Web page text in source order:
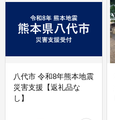
八代市 令和8年熊本地震
災害支援【返礼品な
し】